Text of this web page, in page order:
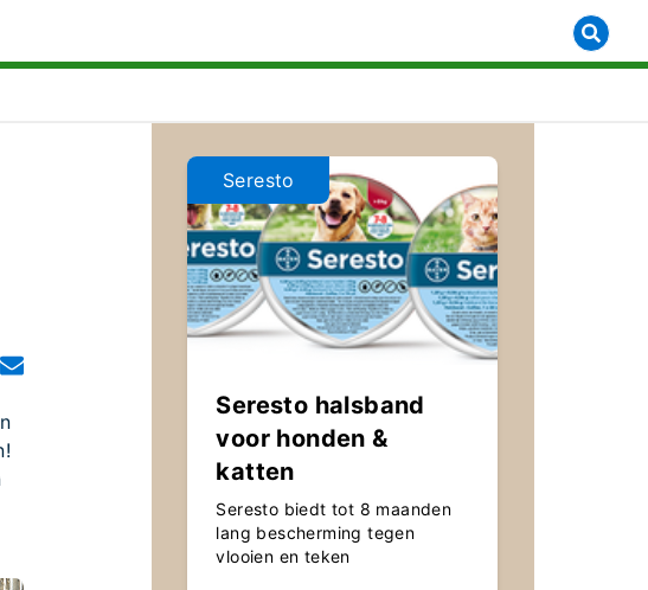
Seresto
Seresto halsband
voor honden &
katten
Seresto biedt tot 8 maanden
lang bescherming tegen
vlooien en teken